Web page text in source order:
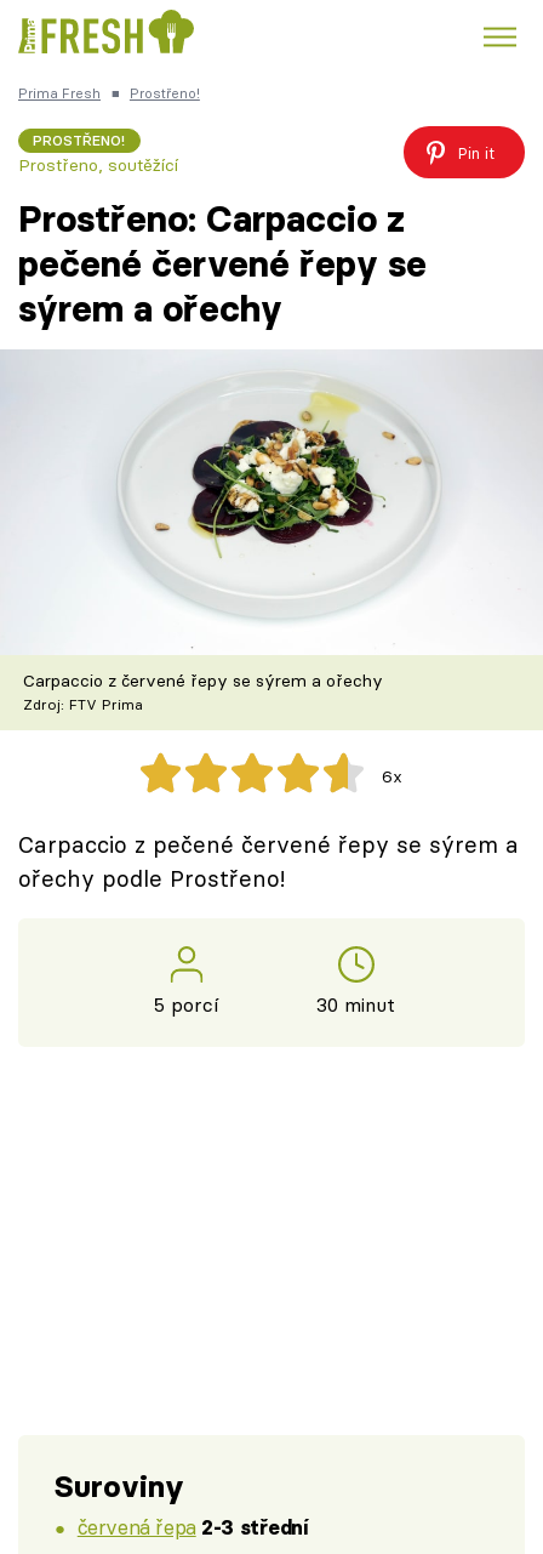
Česká kuchyně
Témata
TV Program
Škola vaření
Speciál: Cuketa
Těhotnej kuchař
Přihlášení
Prima Fresh ■ Prostřeno!
PROSTŘENO!
Prostřeno, soutěžící
Pin it
Prostřeno: Carpaccio z
pečené červené řepy se
sýrem a ořechy
Carpaccio z červené řepy se sýrem a ořechy
Zdroj: FTV Prima
6x
Carpaccio z pečené červené řepy se sýrem a
ořechy podle Prostřeno!
5 porcí 30 minut
Suroviny
červená řepa 2-3 střední